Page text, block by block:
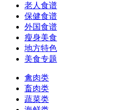
老人食谱
保健食谱
外国食谱
瘦身美食
地方特色
美食专题
禽肉类
畜肉类
蔬菜类